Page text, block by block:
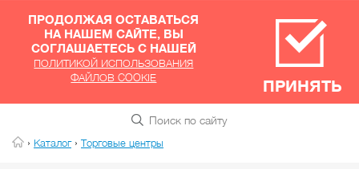
ПРОДОЛЖАЯ ОСТАВАТЬСЯ
НА НАШЕМ САЙТЕ, ВЫ
СОГЛАШАЕТЕСЬ С НАШЕЙ
ПОЛИТИКОЙ ИСПОЛЬЗОВАНИЯ
ФАЙЛОВ COOKIE
ПРИНЯТЬ
› Каталог› Торговые центры